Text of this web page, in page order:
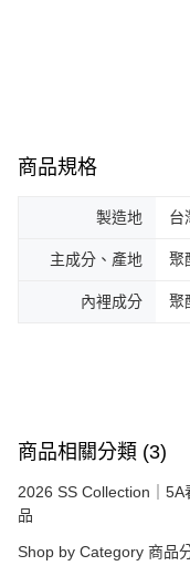
商品規格
製造地 台
主成分、產地 聚
內裡成分 聚
商品相關分類 (3)
2026 SS Collection｜5A
品
Shop by Category 商品